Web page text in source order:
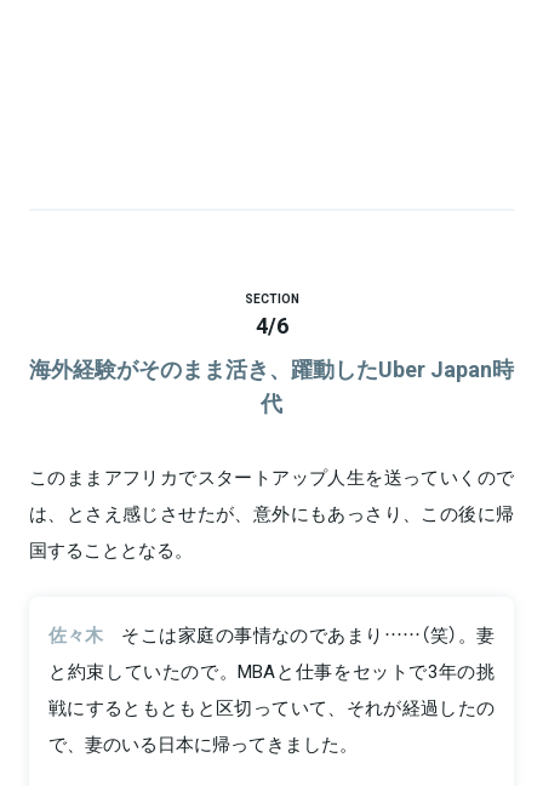
SECTION
4/6
海外経験がそのまま活き、躍動したUber Japan時
代
このままアフリカでスタートアップ人生を送っていくので
は、とさえ感じさせたが、意外にもあっさり、この後に帰
国することとなる。
佐々木
そこは家庭の事情なのであまり……（笑）。妻
と約束していたので。MBAと仕事をセットで3年の挑
戦にするともともと区切っていて、それが経過したの
で、妻のいる日本に帰ってきました。